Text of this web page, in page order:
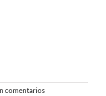
comentarios